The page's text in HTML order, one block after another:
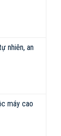
nhiên, an
máy cao